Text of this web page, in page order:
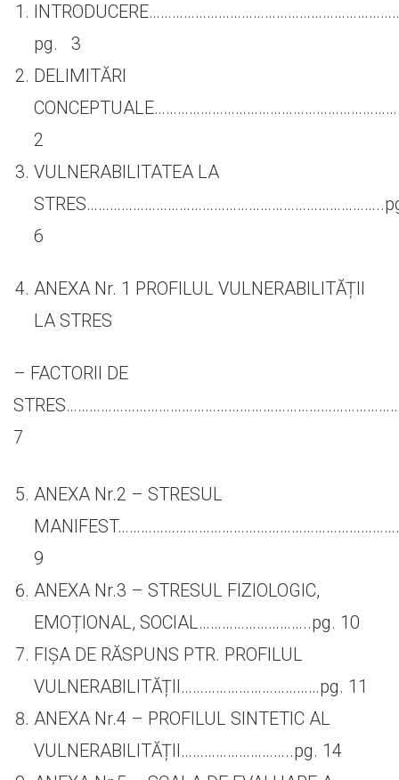
pg. 3
DELIMITĂRI
2
VULNERABILITATEA LA
6
ANEXA Nr. 1 PROFILUL VULNERABILITĂȚII
LA STRES
– FACTORII DE
7
ANEXA Nr.2 – STRESUL
9
ANEXA Nr.3 – STRESUL FIZIOLOGIC,
EMOȚIONAL, SOCIAL………………………..pg. 10
FIȘA DE RĂSPUNS PTR. PROFILUL
VULNERABILITĂȚII………………………………pg. 11
ANEXA Nr.4 – PROFILUL SINTETIC AL
VULNERABILITĂȚII………………………..pg. 14